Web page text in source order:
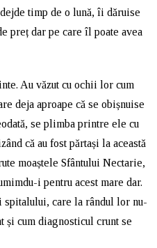
timp de o lună, îi dăruise
preț dar pe care îl poate avea
Au văzut cu ochii lor cum
deja aproape că se obișnuise
se plimba printre ele cu
că au fost părtași la această
moaștele Sfântului Nectarie,
i pentru acest mare dar.
care la rândul lor nu-
și cum diagnosticul crunt se